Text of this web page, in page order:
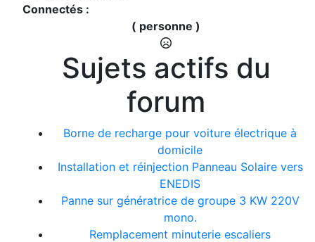
Connectés :
( personne )
Sujets actifs du
forum
Borne de recharge pour voiture électrique à
domicile
Installation et réinjection Panneau Solaire vers
ENEDIS
Panne sur génératrice de groupe 3 KW 220V
mono.
Remplacement minuterie escaliers